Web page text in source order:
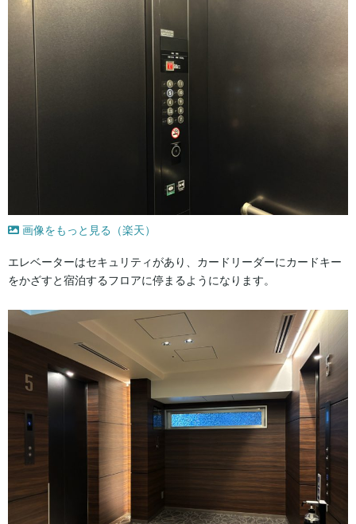
画像をもっと見る（楽天）
エレベーターはセキュリティがあり、カードリーダーにカードキー
をかざすと宿泊するフロアに停まるようになります。